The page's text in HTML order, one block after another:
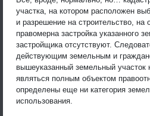
участка, на котором расположен
и разрешение на строительство, на
правомерна застройка указанного
застройщика отсутствуют.
действующим земельным и
вышеуказанный земельный участок
являться полным объектом
определены еще ни категория
использования.